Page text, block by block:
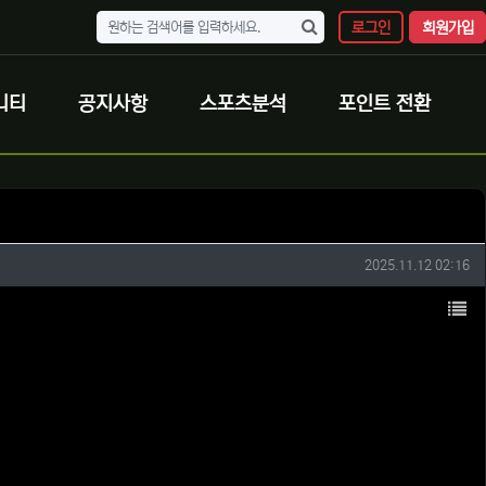
로그인 회원가입
티 공지사항 스포츠분석 포인트 전환
작성일
2025.11.12 02:16
목